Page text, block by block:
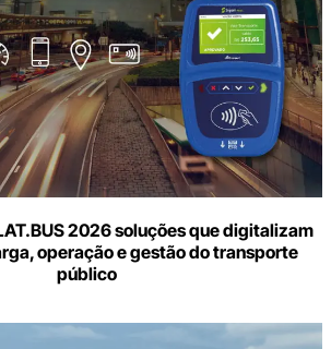
2026 soluções que digitalizam
operação e gestão do transporte
público